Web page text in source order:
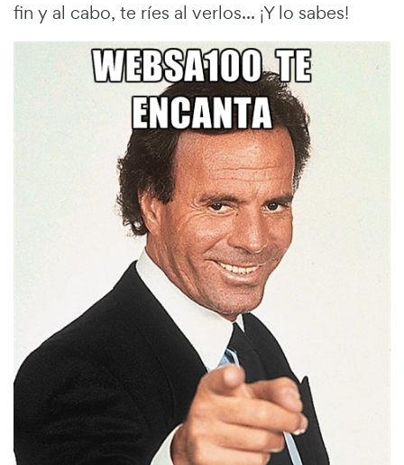
fin y al cabo, te ríes al verlos... ¡Y lo sabes!